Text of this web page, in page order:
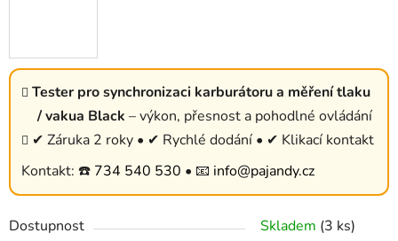
Tester pro synchronizaci karburátoru a měření tlaku
/ vakua Black – výkon, přesnost a pohodlné ovládání
✔ Záruka 2 roky • ✔ Rychlé dodání • ✔ Klikací kontakt
Kontakt: ☎️ 734 540 530 • 📧 info@pajandy.cz
Dostupnost Skladem (3 ks)